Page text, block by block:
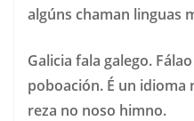
algúns chaman linguas
Galicia fala galego.
poboación. É un
reza no noso himno.